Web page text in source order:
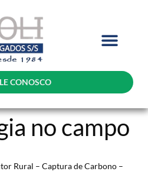
CONOSCO
no campo
Rural – Captura de Carbono –